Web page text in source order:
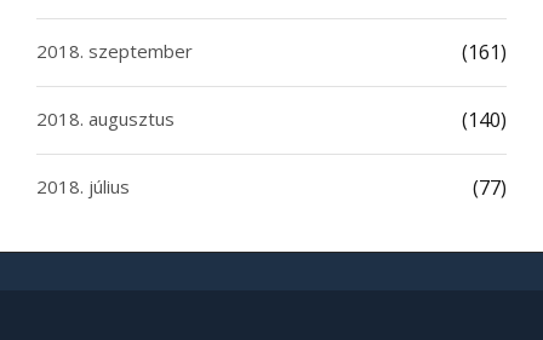
2018. szeptember (161)
2018. augusztus (140)
2018. július (77)